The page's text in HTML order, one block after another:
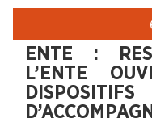
ENTE :
L’ENTE